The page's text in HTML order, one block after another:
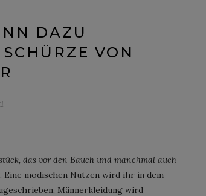
DAZU
VON
das vor den Bauch und manchmal auch
. Eine modischen Nutzen wird ihr in dem
Männerkleidung wird